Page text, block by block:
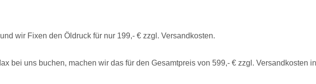
wir Fixen den Öldruck für nur 199,- € zzgl. Versandkosten.
bei uns buchen, machen wir das für den Gesamtpreis von 599,- € zzgl. Versandkosten